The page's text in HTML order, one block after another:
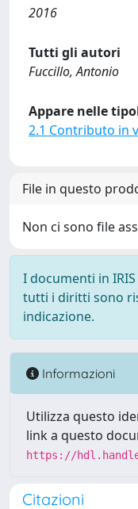
2016
Tutti gli autori
Fuccillo, Antonio
Appare nelle
2.1 Contributo in
File in questo
Non ci sono file
I documenti in
tutti i diritti sono
indicazione.
Informazioni
Utilizza questo
link a questo
https://
Citazioni